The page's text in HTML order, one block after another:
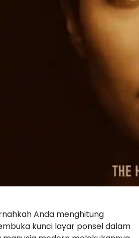
Anda menghitung
kunci layar ponsel dalam